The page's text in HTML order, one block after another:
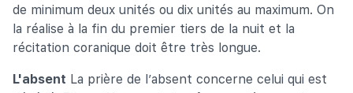
de minimum deux unités ou dix unités au maximum. On
la réalise à la fin du premier tiers de la nuit et la
récitation coranique doit être très longue.
L'absent La prière de l’absent concerne celui qui est